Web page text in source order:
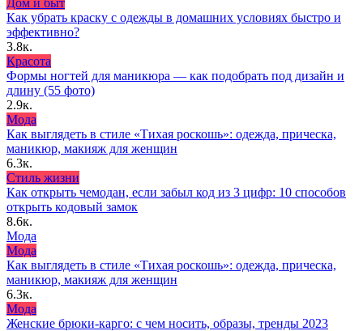
Дом и быт
Как убрать краску с одежды в домашних условиях быстро и
эффективно?
3.8к.
Красота
Формы ногтей для маникюра — как подобрать под дизайн и
длину (55 фото)
2.9к.
Мода
Как выглядеть в стиле «Тихая роскошь»: одежда, прическа,
маникюр, макияж для женщин
6.3к.
Стиль жизни
Как открыть чемодан, если забыл код из 3 цифр: 10 способов
открыть кодовый замок
8.6к.
Мода
Мода
Как выглядеть в стиле «Тихая роскошь»: одежда, прическа,
маникюр, макияж для женщин
6.3к.
Мода
Женские брюки-карго: с чем носить, образы, тренды 2023